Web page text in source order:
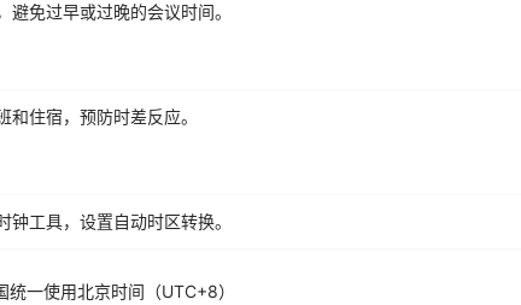
免过早或过晚的会议时间。
住宿，预防时差反应。
工具，设置自动时区转换。
一使用北京时间（UTC+8）